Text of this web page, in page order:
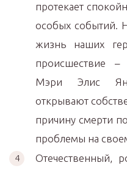
протекает
особых событий.
жизнь наших
происшествие
Мэри Элис
открывают
причину смерти
проблемы на
Отечественный,